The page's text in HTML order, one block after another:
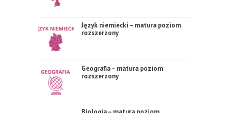
Język niemiecki – matura poziom
rozszerzony
Geografia – matura poziom
rozszerzony